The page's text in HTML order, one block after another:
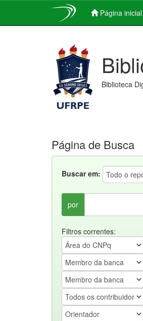
Página inicial
Biblioteca
Página de Busca
Buscar em:
por
Filtros correntes: